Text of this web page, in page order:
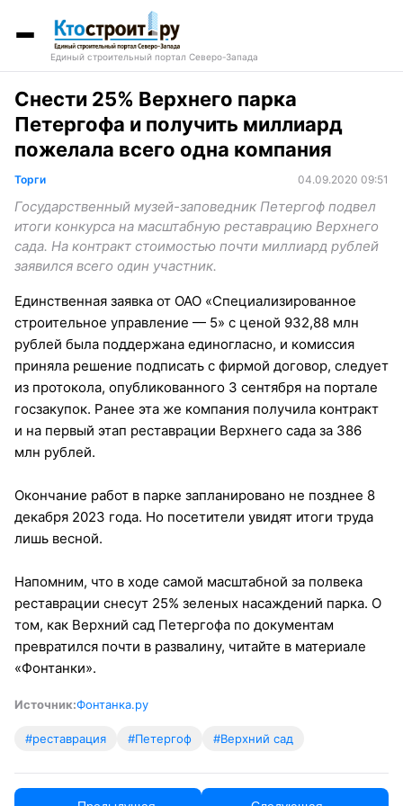
Единый строительный портал Северо-Запада
Снести 25% Верхнего парка
Петергофа и получить миллиард
пожелала всего одна компания
Торги 04.09.2020 09:51
Государственный музей-заповедник Петергоф подвел
итоги конкурса на масштабную реставрацию Верхнего
сада. На контракт стоимостью почти миллиард рублей
заявился всего один участник.
Единственная заявка от ОАО «Специализированное
строительное управление — 5» с ценой 932,88 млн
рублей была поддержана единогласно, и комиссия
приняла решение подписать с фирмой договор, следует
из протокола, опубликованного 3 сентября на портале
госзакупок. Ранее эта же компания получила контракт
и на первый этап реставрации Верхнего сада за 386
млн рублей.
Окончание работ в парке запланировано не позднее 8
декабря 2023 года. Но посетители увидят итоги труда
лишь весной.
Напомним, что в ходе самой масштабной за полвека
реставрации снесут 25% зеленых насаждений парка. О
том, как Верхний сад Петергофа по документам
превратился почти в развалину, читайте в материале
«Фонтанки».
Источник:Фонтанка.ру
#реставрация #Петергоф #Верхний сад